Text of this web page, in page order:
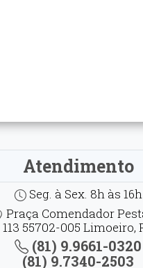
Atendimento
Seg. à Sex. 8h às 16h
Praça Comendador
113 55702-005 Limoeiro,
(81) 9.9661-0320
(81) 9.7340-2503